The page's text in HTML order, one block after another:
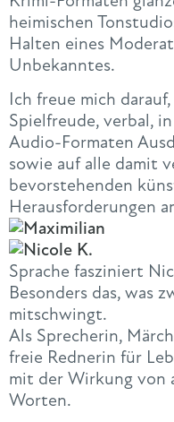
heimischen
Halten eines
Unbekanntes.
Ich freue mich
Spielfreude, verbal,
Audio-Formaten
sowie auf alle damit
bevorstehenden
Herausforderungen
Sprache fasziniert
Besonders das, was
mitschwingt.
Als Sprecherin,
freie Rednerin für
mit der Wirkung von
Worten.